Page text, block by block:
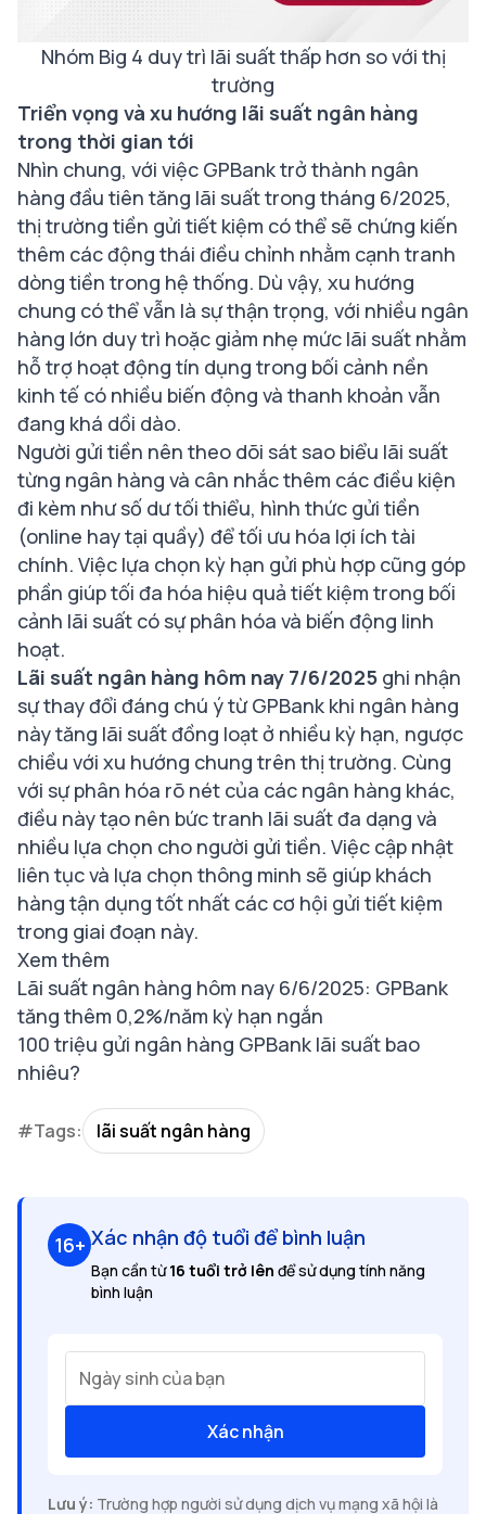
Nhóm Big 4 duy trì lãi suất thấp hơn so với thị
trường
Triển vọng và xu hướng lãi suất ngân hàng
trong thời gian tới
Nhìn chung, với việc GPBank trở thành ngân
hàng đầu tiên tăng lãi suất trong tháng 6/2025,
thị trường tiền gửi tiết kiệm có thể sẽ chứng kiến
thêm các động thái điều chỉnh nhằm cạnh tranh
dòng tiền trong hệ thống. Dù vậy, xu hướng
chung có thể vẫn là sự thận trọng, với nhiều ngân
hàng lớn duy trì hoặc giảm nhẹ mức lãi suất nhằm
hỗ trợ hoạt động tín dụng trong bối cảnh nền
kinh tế có nhiều biến động và thanh khoản vẫn
đang khá dồi dào.
Người gửi tiền nên theo dõi sát sao biểu lãi suất
từng ngân hàng và cân nhắc thêm các điều kiện
đi kèm như số dư tối thiểu, hình thức gửi tiền
(online hay tại quầy) để tối ưu hóa lợi ích tài
chính. Việc lựa chọn kỳ hạn gửi phù hợp cũng góp
phần giúp tối đa hóa hiệu quả tiết kiệm trong bối
cảnh lãi suất có sự phân hóa và biến động linh
hoạt.
Lãi suất ngân hàng hôm nay 7/6/2025 ghi nhận
sự thay đổi đáng chú ý từ GPBank khi ngân hàng
này tăng lãi suất đồng loạt ở nhiều kỳ hạn, ngược
chiều với xu hướng chung trên thị trường. Cùng
với sự phân hóa rõ nét của các ngân hàng khác,
điều này tạo nên bức tranh lãi suất đa dạng và
nhiều lựa chọn cho người gửi tiền. Việc cập nhật
liên tục và lựa chọn thông minh sẽ giúp khách
hàng tận dụng tốt nhất các cơ hội gửi tiết kiệm
trong giai đoạn này.
Xem thêm
Lãi suất ngân hàng hôm nay 6/6/2025: GPBank
tăng thêm 0,2%/năm kỳ hạn ngắn
100 triệu gửi ngân hàng GPBank lãi suất bao
nhiêu?
#Tags: lãi suất ngân hàng
16+ Xác nhận độ tuổi để bình luận
Bạn cần từ16 tuổi trở lên để sử dụng tính năng
bình luận
Ngày sinh của bạn
Xác nhận
Lưu ý: Trường hợp người sử dụng dịch vụ mạng xã hội là